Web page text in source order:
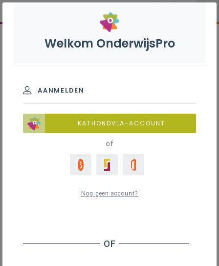
Welkom OnderwijsPro
AANMELDEN
KATHONDVLA-ACCOUNT
of
Nog geen account?